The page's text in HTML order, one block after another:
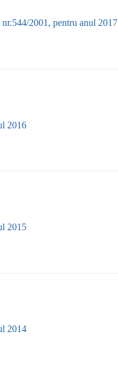
2001, pentru anul 2017
2016
2015
2014